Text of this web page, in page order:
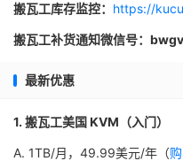
搬瓦工库存监控： https://
搬瓦工补货通知微信号：
最新优惠
1. 搬瓦工美国 KVM（入门）
A. 1TB/月，49.99美元/年（